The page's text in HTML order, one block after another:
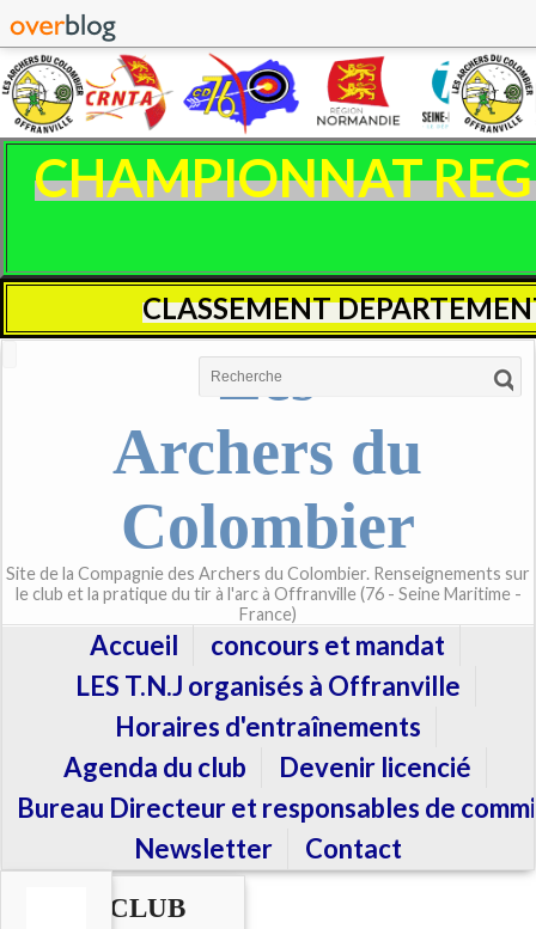
CHAMPIONNAT
CLASSEMENT
Les
Archers du
Colombier
Site de la Compagnie des Archers du Colombier. Renseignements sur
le club et la pratique du tir à l'arc à Offranville (76 - Seine Maritime -
France)
Accueil
concours et mandat
LES T.N.J organisés à Offranville
Horaires d'entraînements
Agenda du club
Devenir licencié
Bureau Directeur et responsables de
Newsletter
Contact
LE CLUB